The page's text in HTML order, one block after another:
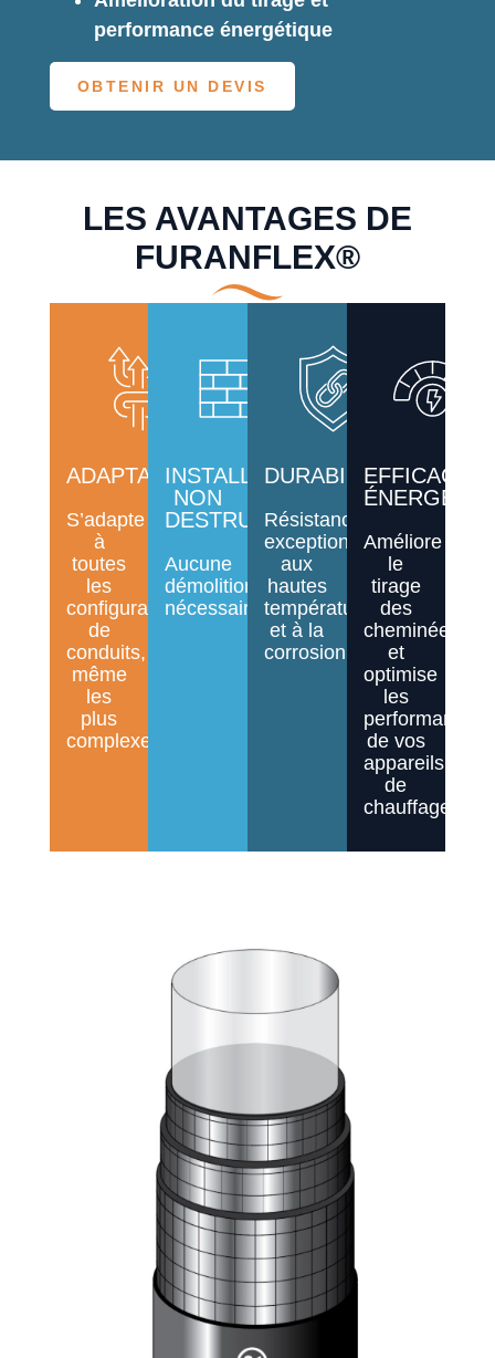
performance énergétique
OBTENIR UN DEVIS
LES AVANTAGES DE
FURANFLEX®
ADAPTABILITÉ
S’adapte
à
toutes
les
configurations
de
conduits,
même
les
plus
complexes.
INSTALLATION
NON
DESTRUCTIVE
Aucune
démolition
nécessaire.
DURABILITÉ
Résistance
exceptionnelle
aux
hautes
températures
et à la
corrosion.
EFFICACITÉ
Améliore
le
tirage
des
cheminées
et
optimise
les
performances
de vos
appareils
de
chauffage.